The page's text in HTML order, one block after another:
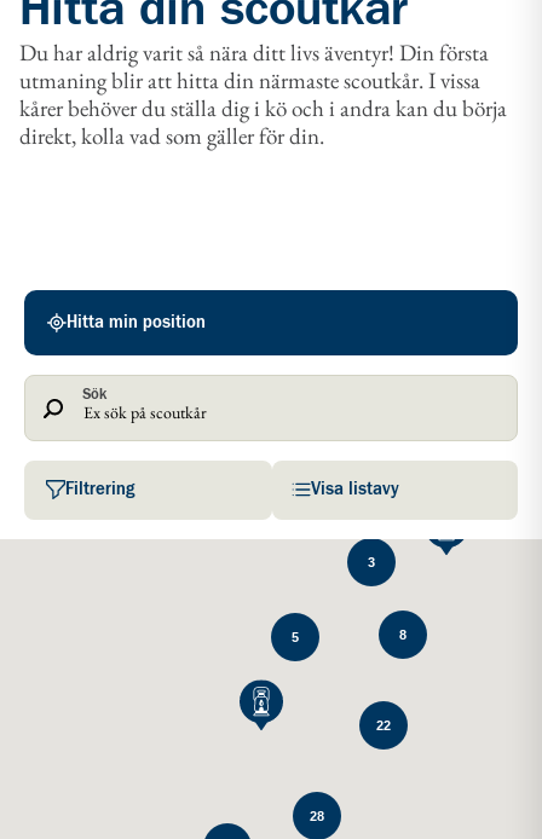
Hitta din scoutkår
Du har aldrig varit så nära ditt livs äventyr! Din första
utmaning blir att hitta din närmaste scoutkår. I vissa
kårer behöver du ställa dig i kö och i andra kan du börja
direkt, kolla vad som gäller för din.
Scoutkårer
Hitta min position
Sök
Filtrering Visa listavy
28
5
22
8
3